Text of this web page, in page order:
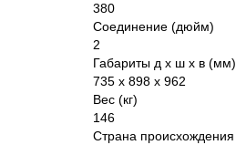
380
Соединение (дюйм)
2
Габариты д х ш х в (мм)
735 х 898 х 962
Вес (кг)
146
Страна происхождения